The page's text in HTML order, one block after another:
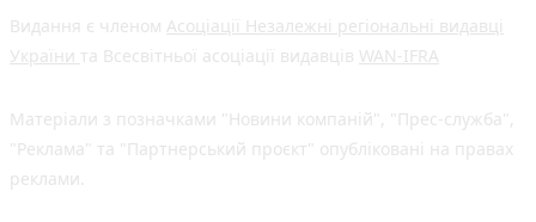
Видання є членом Асоціації Незалежні регіональні видавці
України та Всесвітньої асоціації видавців WAN-IFRA
Матеріали з позначками "Новини компаній", "Прес-служба",
"Реклама" та "Партнерський проєкт" опубліковані на правах
реклами.